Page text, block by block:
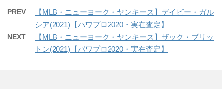
PREV
【MLB・ニューヨーク・ヤンキース】デイビー・ガル
シア(2021)【パワプロ2020・実在査定】
NEXT
【MLB・ニューヨーク・ヤンキース】ザック・ブリッ
トン(2021)【パワプロ2020・実在査定】